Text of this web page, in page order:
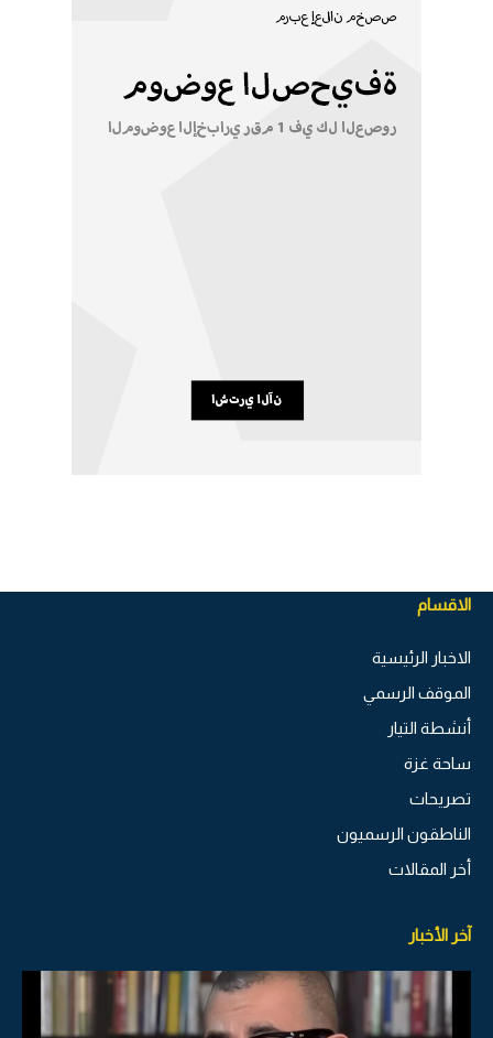
الاقسام
الاخبار الرئيسية
الموقف الرسمي
أنشطة التيار
ساحة غزة
تصريحات
الناطقون الرسميون
أخر المقالات
آخر الأخبار